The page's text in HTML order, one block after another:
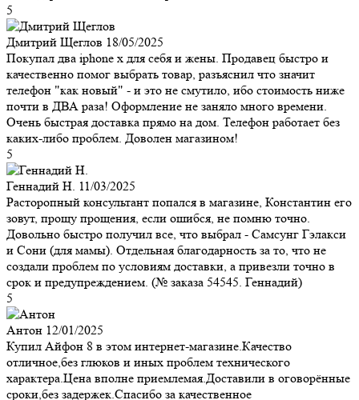
5
Дмитрий Щеглов 18/05/2025
Покупал два iphone x для себя и жены. Продавец быстро и
качественно помог выбрать товар, разъяснил что значит
телефон "как новый" - и это не смутило, ибо стоимость ниже
почти в ДВА раза! Оформление не заняло много времени.
Очень быстрая доставка прямо на дом. Телефон работает без
каких-либо проблем. Доволен магазином!
5
Геннадий Н. 11/03/2025
Расторопный консультант попался в магазине, Константин его
зовут, прощу прощения, если ошибся, не помню точно.
Довольно быстро получил все, что выбрал - Самсунг Гэлакси
и Сони (для мамы). Отдельная благодарность за то, что не
создали проблем по условиям доставки, а привезли точно в
срок и предупреждением. (№ заказа 54545. Геннадий)
5
Антон 12/01/2025
Купил Айфон 8 в этом интернет-магазине.Качество
отличное,без глюков и иных проблем технического
характера.Цена вполне приемлемая.Доставили в оговорённые
сроки,без задержек.Спасибо за качественное